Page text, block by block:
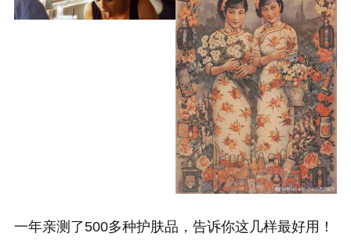
一年亲测了500多种护肤品，告诉你这几样最好用！